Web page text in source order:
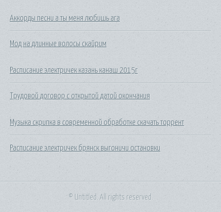
Аккорды песни а ты меня любишь ага
Мод на длинные волосы скайрим
Расписание электричек казань канаш 2015г
Трудовой договор с открытой датой окончания
Музыка скрипка в современной обработке скачать торрент
Расписание электричек брянск выгоничи остановки
© Untitled. All rights reserved.